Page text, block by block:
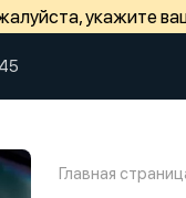
укажите
Главная